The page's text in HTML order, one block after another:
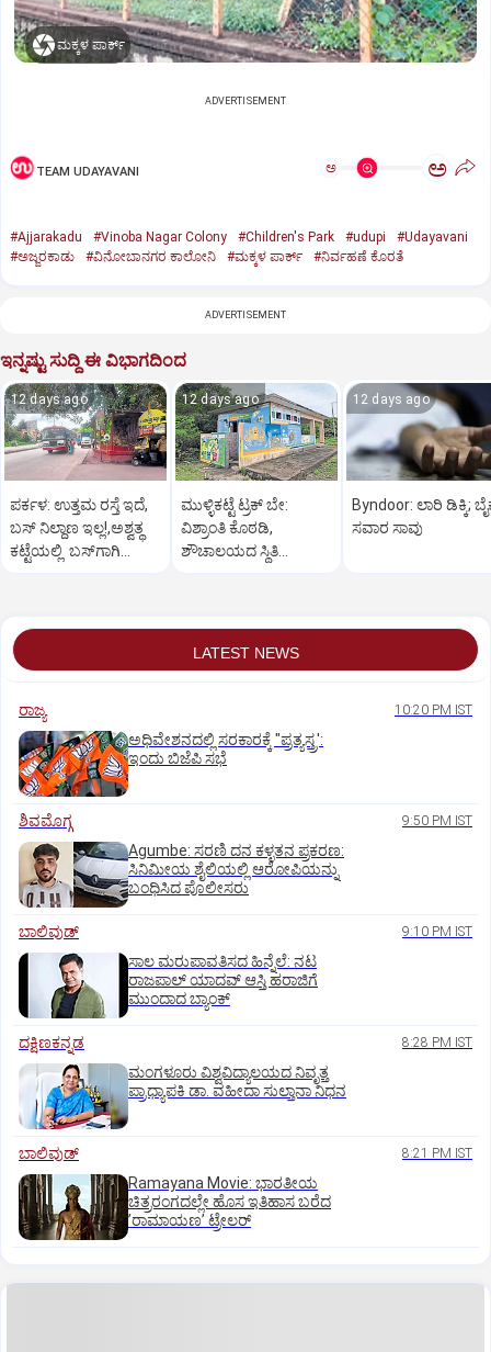
ಮಕ್ಕಳ ಪಾರ್ಕ್‌
ADVERTISEMENT
TEAM UDAYAVANI ಅ ಅ
#Ajjarakadu #Vinoba Nagar Colony #Children's Park #udupi
#Udayavani
#ಅಜ್ಜರಕಾಡು
#ವಿನೋಬಾನಗರ ಕಾಲೋನಿ #ಮಕ್ಕಳ ಪಾರ್ಕ್‌ #ನಿರ್ವಹಣೆ ಕೊರತೆ
ADVERTISEMENT
ಇನ್ನಷ್ಟು ಸುದ್ದಿ ಈ ವಿಭಾಗದಿಂದ
12 days ago
ಪರ್ಕಳ: ಉತ್ತಮ ರಸ್ತೆ ಇದೆ,
ಬಸ್‌ ನಿಲ್ದಾಣ ಇಲ್ಲ!,ಅಶ್ವತ್ಥ
ಕಟ್ಟೆಯಲ್ಲಿ ಬಸ್‌ಗಾಗಿ
12 days ago
ಮುಳ್ಳಿಕಟ್ಟೆ ಟ್ರಕ್‌ ಬೇ:
ವಿಶ್ರಾಂತಿ ಕೊಠಡಿ,
ಶೌಚಾಲಯದ ಸ್ಥಿತಿ
12 days ago
Byndoor: ಲಾರಿ ಡಿಕ್ಕಿ;
ಸವಾರ ಸಾವು
LATEST NEWS
ರಾಜ್ಯ 10:20 PM IST
ಅಧಿವೇಶನದಲ್ಲಿ ಸರಕಾರಕ್ಕೆ "ಪ್ರತ್ಯಸ್ತ್ರ':
ಇಂದು ಬಿಜೆಪಿ ಸಭೆ
ಶಿವಮೊಗ್ಗ 9:50 PM IST
Agumbe: ಸರಣಿ ದನ ಕಳ್ಳತನ ಪ್ರಕರಣ:
ಸಿನಿಮೀಯ ಶೈಲಿಯಲ್ಲಿ ಆರೋಪಿಯನ್ನು
ಬಂಧಿಸಿದ ಪೊಲೀಸರು
ಬಾಲಿವುಡ್‌ 9:10 PM IST
ಸಾಲ ಮರುಪಾವತಿಸದ ಹಿನ್ನೆಲೆ: ನಟ
ರಾಜಪಾಲ್ ಯಾದವ್‌ ಆಸ್ತಿ ಹರಾಜಿಗೆ
ಮುಂದಾದ ಬ್ಯಾಂಕ್
ದಕ್ಷಿಣಕನ್ನಡ 8:28 PM IST
ಮಂಗಳೂರು ವಿಶ್ವವಿದ್ಯಾಲಯದ ನಿವೃತ್ತ
ಪ್ರಾಧ್ಯಾಪಕಿ ಡಾ. ವಹೀದಾ ಸುಲ್ತಾನಾ ನಿಧನ
ಬಾಲಿವುಡ್‌ 8:21 PM IST
Ramayana Movie: ಭಾರತೀಯ
ಚಿತ್ರರಂಗದಲ್ಲೇ ಹೊಸ ಇತಿಹಾಸ ಬರೆದ
ʼರಾಮಾಯಣʼ ಟ್ರೇಲರ್